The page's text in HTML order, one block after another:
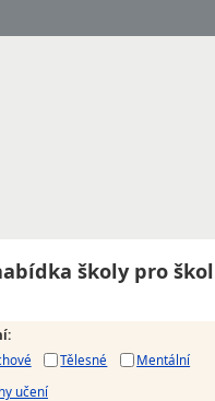
školy pro
:
Tělesné
Mentální
učení